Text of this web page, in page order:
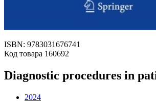
ISBN: 9783031676741
Код товара 160692
Diagnostic procedures in
2024